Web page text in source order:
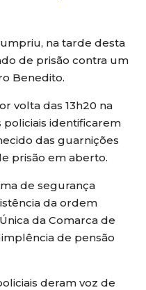
na tarde desta
de prisão contra um
Benedito.
volta das 13h20 na
policiais identificarem
das guarnições
prisão em aberto.
de segurança
da ordem
da Comarca de
de pensão
deram voz de